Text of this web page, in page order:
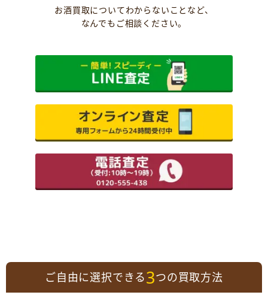
お酒買取についてわからないことなど、
なんでもご相談ください。
ご自由に選択できる3つの買取方法